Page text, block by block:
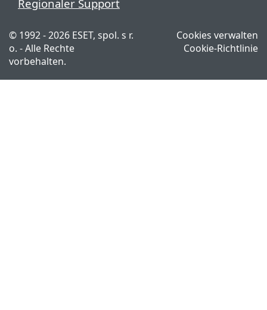
Regionaler Support
© 1992 - 2026 ESET, spol. s r.
o. - Alle Rechte
vorbehalten.
Cookies verwalten
Cookie-Richtlinie